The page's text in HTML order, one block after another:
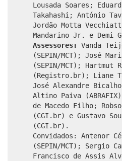
Lousada Soares;
Takahashi; António
Jordão Motta
Mandarino Jr. e Demi
Assessores:
Vanda
(SEPIN/MCT); José
(SEPIN/MCT); Hartmut
(Registro.br); Liane
José Alexandre
Altino Paiva
de Macedo Filho;
(CGI.br) e Gustavo
(CGI.br).
Convidados: Antenor
(SEPIN/MCT); Sergio
Francisco de Assis